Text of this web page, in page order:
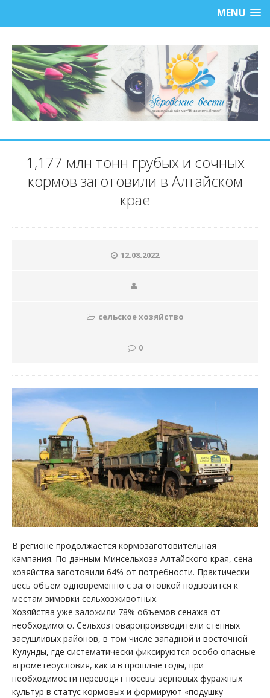
MENU
1,177 млн тонн грубых и сочных
кормов заготовили в Алтайском
крае
12.08.2022
сельское хозяйство
0
В регионе продолжается кормозаготовительная
кампания. По данным Минсельхоза Алтайского края, сена
хозяйства заготовили 64% от потребности. Практически
весь объем одновременно с заготовкой подвозится к
местам зимовки сельхозживотных.
Хозяйства уже заложили 78% объемов сенажа от
необходимого. Сельхозтоваропроизводители степных
засушливых районов, в том числе западной и восточной
Кулунды, где систематически фиксируются особо опасные
агрометеоусловия, как и в прошлые годы, при
необходимости переводят посевы зерновых фуражных
культур в статус кормовых и формируют «подушку